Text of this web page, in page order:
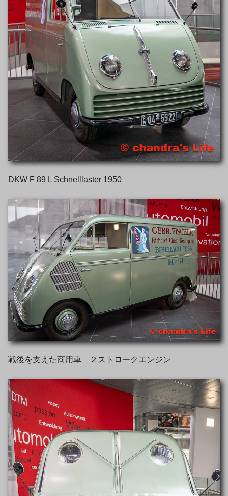
DKW F 89 L Schnelllaster 1950
戦後を支えた商用車 ２ストロークエンジン